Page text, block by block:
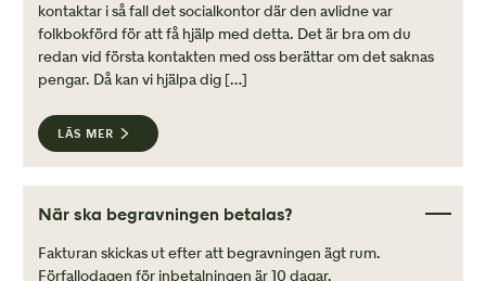
kontaktar i så fall det socialkontor där den avlidne var
folkbokförd för att få hjälp med detta. Det är bra om du
redan vid första kontakten med oss berättar om det saknas
pengar. Då kan vi hjälpa dig […]
LÄS MER
När ska begravningen betalas?
Fakturan skickas ut efter att begravningen ägt rum.
Förfallodagen för inbetalningen är 10 dagar.